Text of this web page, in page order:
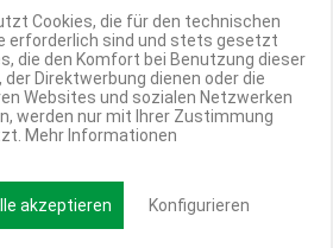
Community!
Newsletter-Rabatte und Aktionen
Anmelden
Cookies, die für den technischen
erforderlich sind und stets gesetzt
die den Komfort bei Benutzung dieser
Direktwerbung dienen oder die
Websites und sozialen Netzwerken
werden nur mit Ihrer Zustimmung
Mehr Informationen
akzeptieren Konfigurieren